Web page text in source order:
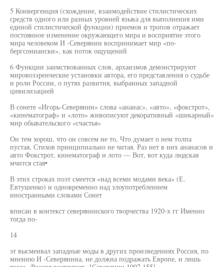
5 Конвергенция (схождение, взаимодействие стилистических
средств одного или разных уровней языка для выполнения ими
единой стилистической функции) приемов и тропов отражает
постоянное изменение окружающего мира и восприятие этого
мира человеком И -Северянин воспринимает мир «по-
бергсониански», как поток ощущений
6 Функции заимствованных слов, архаизмов демонстрируют
мировоззренческие установки автора, его представления о судьбе
и роли России, о путях развития, выбранных западной
цивилизацией
В сонете «Игорь-Северянин» слова «ананас», «авто», «фокстрот»,
«кинематограф» и «лото» живописуют декоративный «шикарный»
мир обывательского «счастья»
Он тем хорош, что он совсем не то, Что думает о нем толпа
пустая, Стихов принципиально не читая. Раз нет в них ананасов и
авто Фокстрот, кинематограф и лото — Вот, вот куда людская
мчится стая•
В этих строках поэт смеется «над всеми модами века» (Е.
Евтушенко) и одновременно над злоупотреблением
иностранными словами Сонет
вписан в контекст северянинского творчества 1920-х гг Именно
тогда по-
14
эт высмеивал западные моды в других произведениях Россия, по
мнению И -Северянина, не должна подражать Европе, и лишь